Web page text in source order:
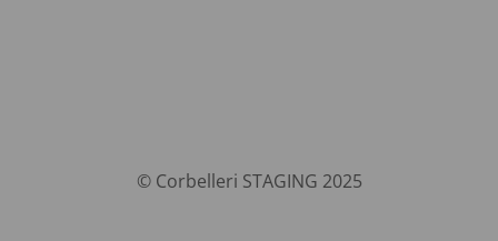
© Corbelleri STAGING 2025